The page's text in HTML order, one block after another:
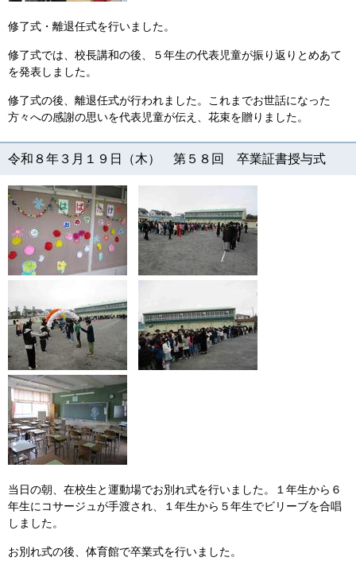
修了式・離退任式を行いました。
修了式では、校長講和の後、５年生の代表児童が振り返りとめあて
を発表しました。
修了式の後、離退任式が行われました。これまでお世話になった
方々への感謝の思いを代表児童が伝え、花束を贈りました。
令和８年３月１９日（木） 第５８回 卒業証書授与式
当日の朝、在校生と運動場でお別れ式を行いました。１年生から６
年生にコサージュが手渡され、１年生から５年生でビリーブを合唱
しました。
お別れ式の後、体育館で卒業式を行いました。